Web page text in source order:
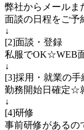
弊社からメールま
面談の日程をご予
↓
[2]面談・登録
私服でOK☆WEB
↓
[3]採用・就業の手
勤務開始日確定☆
↓
[4]研修
事前研修があるの